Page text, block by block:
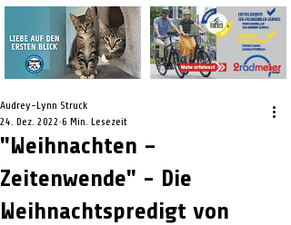
"Weihnachten –
Zeitenwende" - Die
Weihnachtspredigt von
Audrey-Lynn Struck
24. Dez. 2022 6 Min. Lesezeit